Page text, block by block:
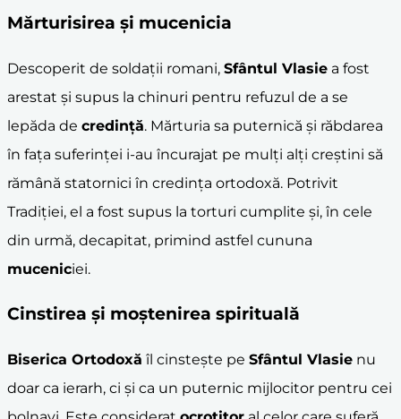
Mărturisirea și mucenicia
Descoperit de soldații romani, Sfântul Vlasie a fost
arestat și supus la chinuri pentru refuzul de a se
lepăda de credință. Mărturia sa puternică și răbdarea
în fața suferinței i-au încurajat pe mulți alți creștini să
rămână statornici în credința ortodoxă. Potrivit
Tradiției, el a fost supus la torturi cumplite și, în cele
din urmă, decapitat, primind astfel cununa
muceniciei.
Cinstirea și moștenirea spirituală
Biserica Ortodoxă îl cinstește pe Sfântul Vlasie nu
doar ca ierarh, ci și ca un puternic mijlocitor pentru cei